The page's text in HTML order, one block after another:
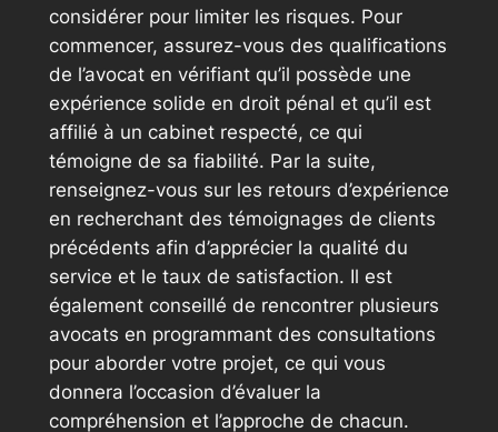
considérer pour limiter les risques. Pour
commencer, assurez-vous des qualifications
de l’avocat en vérifiant qu’il possède une
expérience solide en droit pénal et qu’il est
affilié à un cabinet respecté, ce qui
témoigne de sa fiabilité. Par la suite,
renseignez-vous sur les retours d’expérience
en recherchant des témoignages de clients
précédents afin d’apprécier la qualité du
service et le taux de satisfaction. Il est
également conseillé de rencontrer plusieurs
avocats en programmant des consultations
pour aborder votre projet, ce qui vous
donnera l’occasion d’évaluer la
compréhension et l’approche de chacun.